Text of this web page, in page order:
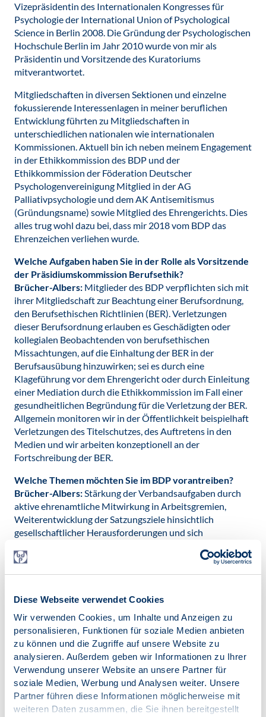
Diese Webseite verwendet Cookies
Wir verwenden Cookies, um Inhalte und Anzeigen zu
personalisieren, Funktionen für soziale Medien anbieten
zu können und die Zugriffe auf unsere Website zu
analysieren. Außerdem geben wir Informationen zu Ihrer
Verwendung unserer Website an unsere Partner für
soziale Medien, Werbung und Analysen weiter. Unsere
Partner führen diese Informationen möglicherweise mit
weiteren Daten zusammen, die Sie ihnen bereitgestellt
Vizepräsidentin des Internationalen Kongresses für
Psychologie der International Union of Psychological
Science in Berlin 2008. Die Gründung der Psychologischen
Hochschule Berlin im Jahr 2010 wurde von mir als
Präsidentin und Vorsitzende des Kuratoriums
mitverantwortet.
Mitgliedschaften in diversen Sektionen und einzelne
fokussierende Interessenlagen in meiner beruflichen
Entwicklung führten zu Mitgliedschaften in
unterschiedlichen nationalen wie internationalen
Kommissionen. Aktuell bin ich neben meinem Engagement
in der Ethikkommission des BDP und der
Ethikkommission der Föderation Deutscher
Psychologenvereinigung Mitglied in der AG
Palliativpsychologie und dem AK Antisemitismus
(Gründungsname) sowie Mitglied des Ehrengerichts. Dies
alles trug wohl dazu bei, dass mir 2018 vom BDP das
Ehrenzeichen verliehen wurde.
Welche Aufgaben haben Sie in der Rolle als Vorsitzende
der Präsidiumskommission Berufsethik?
Brücher-Albers: Mitglieder des BDP verpflichten sich mit
ihrer Mitgliedschaft zur Beachtung einer Berufsordnung,
den Berufsethischen Richtlinien (BER). Verletzungen
dieser Berufsordnung erlauben es Geschädigten oder
kollegialen Beobachtenden von berufsethischen
Missachtungen, auf die Einhaltung der BER in der
Berufsausübung hinzuwirken; sei es durch eine
Klageführung vor dem Ehrengericht oder durch Einleitung
einer Mediation durch die Ethikkommission im Fall einer
gesundheitlichen Begründung für die Verletzung der BER.
Allgemein monitoren wir in der Öffentlichkeit beispielhaft
Verletzungen des Titelschutzes, des Auftretens in den
Medien und wir arbeiten konzeptionell an der
Fortschreibung der BER.
Welche Themen möchten Sie im BDP vorantreiben?
Brücher-Albers:Stärkung der Verbandsaufgaben durch
aktive ehrenamtliche Mitwirkung in Arbeitsgremien,
Weiterentwicklung der Satzungsziele hinsichtlich
gesellschaftlicher Herausforderungen und sich
Wahrnehmung der gesellschaftlichen Aufgaben und
Pflichten des Psychologenstandes
Wie können die Mitglieder selbst aktiv werden und an
Brücher-Albers:Zurückblickend halte ich das Old-School-
Muster unserer zentralen Forschungsergebnisse zu den
zwischenmenschlichen Kommunikationen, nämlich die
Bedeutung der nicht medial vermittelten Face-to-Face
Interaktion, für zukunftsweisend. Die Nutzung der
sozialen Medien kann das Berührt Sein oder Angerührt
Sein bei Äußerungen meines Gegenübers nicht ersetzen,
vielleicht auch nicht ermöglichen.